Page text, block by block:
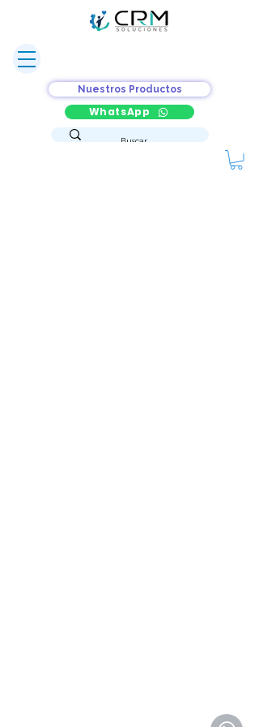
Nuestros Productos
WhatsApp